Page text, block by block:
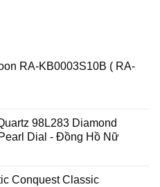
RA-KB0003S10B ( RA-
98L283 Diamond
Dial - Đồng Hồ Nữ
Conquest Classic